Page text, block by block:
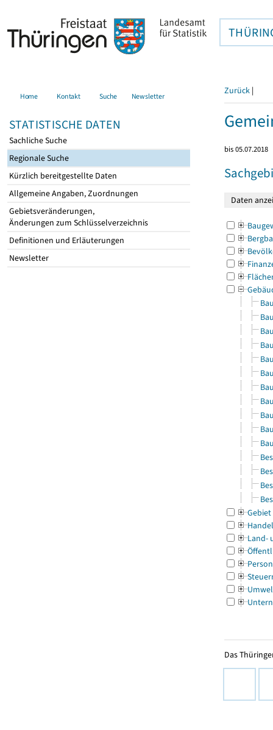
Home Kontakt Suche Newsletter
STATISTISCHE DATEN
Sachliche Suche
Regionale Suche
Kürzlich bereitgestellte Daten
Allgemeine Angaben, Zuordnungen
Gebietsveränderungen,
Änderungen zum Schlüsselverzeichnis
Definitionen und Erläuterungen
Newsletter
Zurück |
bis 05.07.2018
Gebiet
Land-
Das